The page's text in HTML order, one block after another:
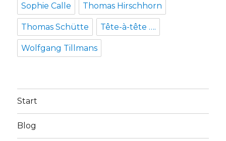
Sophie Calle Thomas Hirschhorn
Thomas Schütte Tête-à-tête ….
Wolfgang Tillmans
Start
Blog